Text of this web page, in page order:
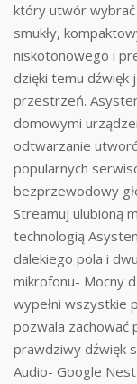
który utwór wybrać
smukły,
niskotonowego i
dzięki temu dźwięk
przestrzeń.
domowymi
odtwarzanie
popularnych
bezprzewodowy
Streamuj ulubioną
technologią
dalekiego pola i
mikrofonu- Mocny
wypełni wszystkie
pozwala zachować
prawdziwy dźwięk
Audio- Google